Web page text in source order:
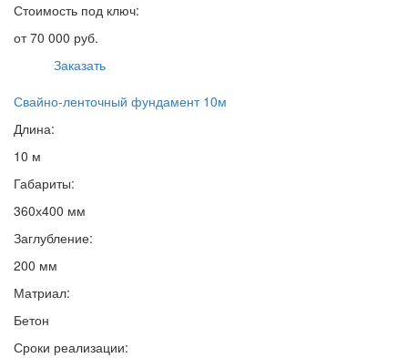
Стоимость под ключ:
от 70 000 руб.
Заказать
Свайно-ленточный фундамент 10м
Длина:
10 м
Габариты:
360х400 мм
Заглубление:
200 мм
Матриал:
Бетон
Сроки реализации: